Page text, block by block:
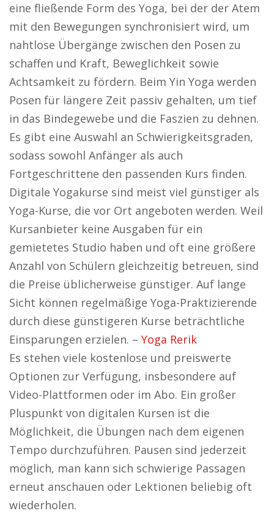
eine fließende Form des Yoga, bei der der Atem
mit den Bewegungen synchronisiert wird, um
nahtlose Übergänge zwischen den Posen zu
schaffen und Kraft, Beweglichkeit sowie
Achtsamkeit zu fördern. Beim Yin Yoga werden
Posen für längere Zeit passiv gehalten, um tief
in das Bindegewebe und die Faszien zu dehnen.
Es gibt eine Auswahl an Schwierigkeitsgraden,
sodass sowohl Anfänger als auch
Fortgeschrittene den passenden Kurs finden.
Digitale Yogakurse sind meist viel günstiger als
Yoga-Kurse, die vor Ort angeboten werden. Weil
Kursanbieter keine Ausgaben für ein
gemietetes Studio haben und oft eine größere
Anzahl von Schülern gleichzeitig betreuen, sind
die Preise üblicherweise günstiger. Auf lange
Sicht können regelmäßige Yoga-Praktizierende
durch diese günstigeren Kurse beträchtliche
Einsparungen erzielen. – Yoga Rerik
Es stehen viele kostenlose und preiswerte
Optionen zur Verfügung, insbesondere auf
Video-Plattformen oder im Abo. Ein großer
Pluspunkt von digitalen Kursen ist die
Möglichkeit, die Übungen nach dem eigenen
Tempo durchzuführen. Pausen sind jederzeit
möglich, man kann sich schwierige Passagen
erneut anschauen oder Lektionen beliebig oft
wiederholen.